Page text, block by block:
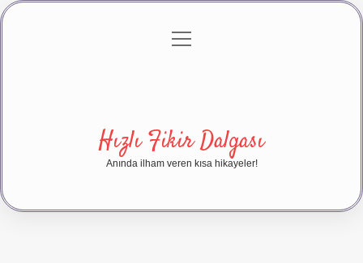
Gizlilik Politikası
menüyü
Hızlı Fikir Dalgası
Anında ilham veren kısa hikayeler!